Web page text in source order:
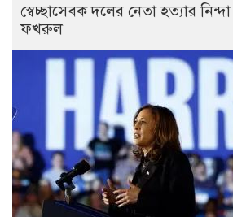
স্বেচ্ছাসেবক দলের নেতা হত্যার
ফখরুল